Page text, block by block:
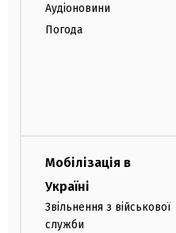
Аудіоновини
Погода
Мобілізація в
Україні
Звільнення з військової
служби